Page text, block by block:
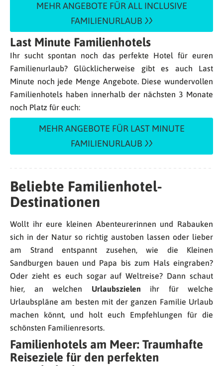
MEHR ANGEBOTE FÜR ALL INCLUSIVE
FAMILIENURLAUB
Last Minute Familienhotels
Ihr sucht spontan noch das perfekte Hotel für euren
Familienurlaub? Glücklicherweise gibt es auch Last
Minute noch jede Menge Angebote. Diese wundervollen
Familienhotels haben innerhalb der nächsten 3 Monate
noch Platz für euch:
MEHR ANGEBOTE FÜR LAST MINUTE
FAMILIENURLAUB
Beliebte Familienhotel-
Destinationen
Wollt ihr eure kleinen Abenteurerinnen und Rabauken
sich in der Natur so richtig austoben lassen oder lieber
am Strand entspannt zusehen, wie die Kleinen
Sandburgen bauen und Papa bis zum Hals eingraben?
Oder zieht es euch sogar auf Weltreise? Dann schaut
hier, an welchen Urlaubszielen ihr für welche
Urlaubspläne am besten mit der ganzen Familie Urlaub
machen könnt, und holt euch Empfehlungen für die
schönsten Familienresorts.
Familienhotels am Meer: Traumhafte
Reiseziele für den perfekten